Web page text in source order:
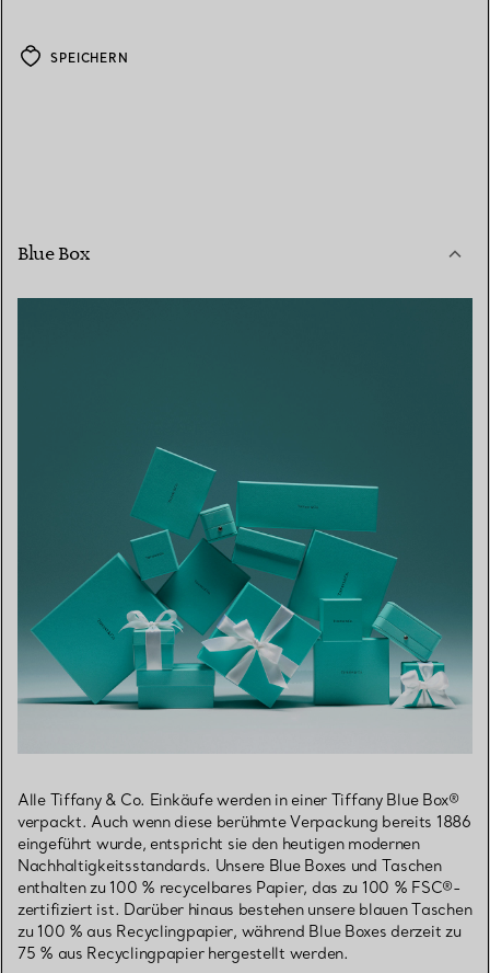
SPEICHERN
Blue Box
Alle Tiffany & Co. Einkäufe werden in einer Tiffany Blue Box®
verpackt. Auch wenn diese berühmte Verpackung bereits 1886
eingeführt wurde, entspricht sie den heutigen modernen
Nachhaltigkeitsstandards. Unsere Blue Boxes und Taschen
enthalten zu 100 % recycelbares Papier, das zu 100 % FSC®-
zertifiziert ist. Darüber hinaus bestehen unsere blauen Taschen
zu 100 % aus Recyclingpapier, während Blue Boxes derzeit zu
75 % aus Recyclingpapier hergestellt werden.